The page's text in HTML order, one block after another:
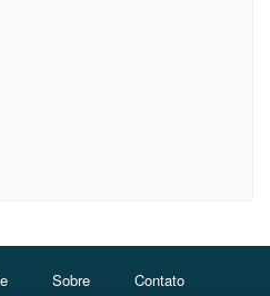
Sobre Contato